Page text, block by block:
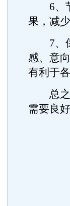
6、节
果，减
7、保
感、意
有利于
总之
需要良